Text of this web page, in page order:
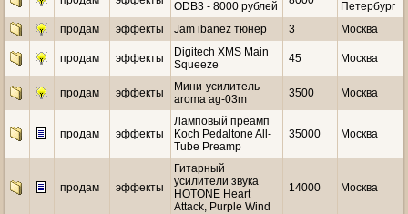
ODB3 - 8000 рублей
Петербург
продам
эффекты Jam ibanez тюнер 3 Москва
продам эффекты
Digitech XMS Main
Squeeze
45 Москва
продам эффекты
Мини-усилитель
aroma ag-03m
3500 Москва
продам эффекты
Ламповый преамп
Koch Pedaltone All-
Tube Preamp
35000 Москва
продам эффекты
Гитарный
усилители звука
HOTONE Heart
Attack, Purple Wind
14000 Москва